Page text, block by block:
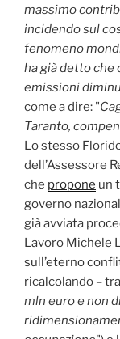
massimo
incidendo sul
fenomeno
ha già detto che
emissioni
come a dire: "
Taranto,
Lo stesso
dell’Assessore
che propone un
governo
già avviata
Lavoro Michele
sull’eterno
ricalcolando –
mln euro e non